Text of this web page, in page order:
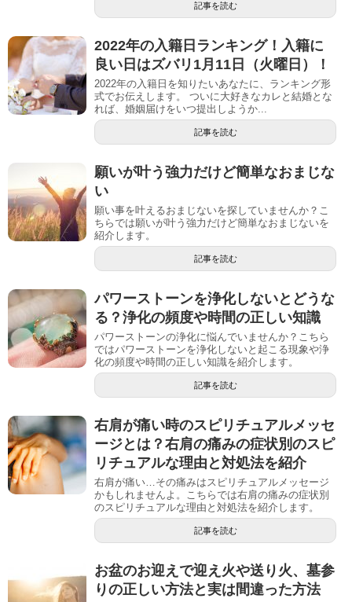
記事を読む
2022年の入籍日ランキング！入籍に
良い日はズバリ1月11日（火曜日）！
2022年の入籍日を知りたいあなたに、ランキング形
式でお伝えします。 ついに大好きなカレと結婚とな
れば、婚姻届けをいつ提出しようか...
記事を読む
願いが叶う強力だけど簡単なおまじな
い
願い事を叶えるおまじないを探していませんか？こ
ちらでは願いが叶う強力だけど簡単なおまじないを
紹介します。
記事を読む
パワーストーンを浄化しないとどうな
る？浄化の頻度や時間の正しい知識
パワーストーンの浄化に悩んでいませんか？こちら
ではパワーストーンを浄化しないと起こる現象や浄
化の頻度や時間の正しい知識を紹介します。
記事を読む
右肩が痛い時のスピリチュアルメッセ
ージとは？右肩の痛みの症状別のスピ
リチュアルな理由と対処法を紹介
右肩が痛い…その痛みはスピリチュアルメッセージ
かもしれませんよ。こちらでは右肩の痛みの症状別
のスピリチュアルな理由と対処法を紹介します。
記事を読む
お盆のお迎えで迎え火や送り火、墓参
りの正しい方法と実は間違った方法